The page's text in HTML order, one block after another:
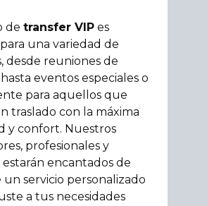
de transfer VIP es
una variedad de
desde reuniones de
eventos especiales o
para aquellos que
traslado con la máxima
y confort. Nuestros
profesionales y
estarán encantados de
servicio personalizado
a tus necesidades